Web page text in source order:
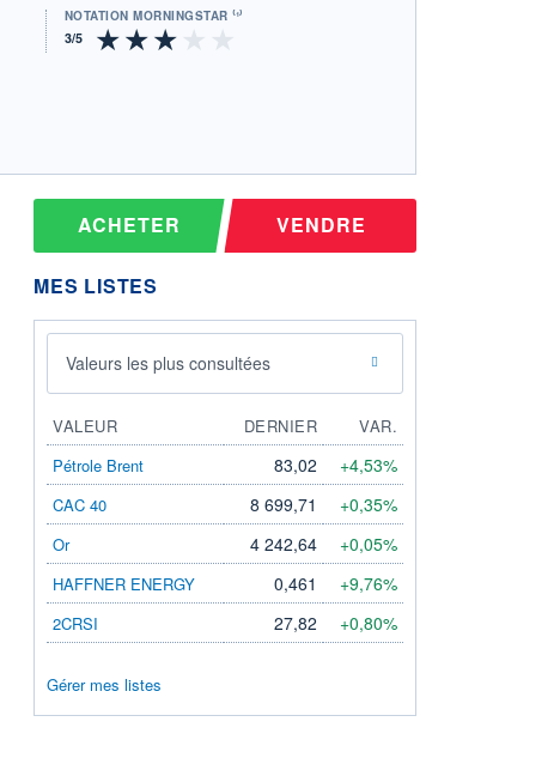
NOTATION MORNINGSTAR ⁽¹⁾
ACHETER VENDRE
MES LISTES
Valeurs les plus consultées
VALEUR DERNIER
VAR.
Pétrole Brent
83,02 +4,53%
CAC 40 8 699,71 +0,35%
Or 4 242,64 +0,05%
HAFFNER ENERGY 0,461 +9,76%
2CRSI 27,82 +0,80%
Gérer mes listes